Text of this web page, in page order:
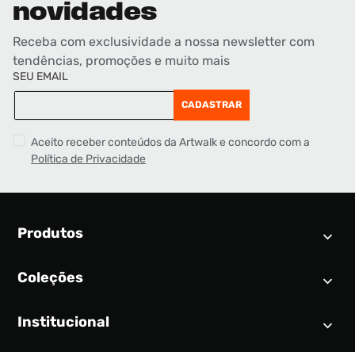
novidades
Receba com exclusividade a nossa newsletter com
tendências, promoções e muito mais
SEU EMAIL
CADASTRAR
Aceito receber conteúdos da Artwalk e concordo com a
Política de Privacidade
Produtos
Calendário SNEAKER
Tênis
Coleções
Air Jordan 1
Institucional